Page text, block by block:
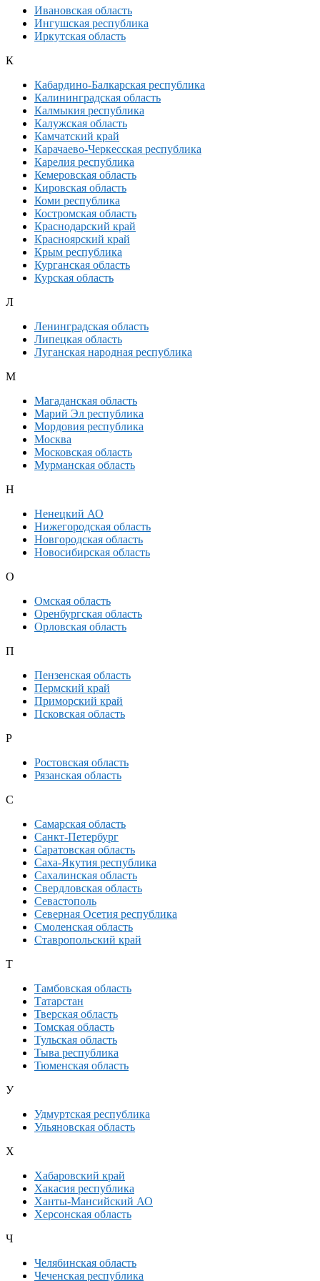
Ивановская область
Ингушская республика
Иркутская область
К
Кабардино-Балкарская республика
Калининградская область
Калмыкия республика
Калужская область
Камчатский край
Карачаево-Черкесская республика
Карелия республика
Кемеровская область
Кировская область
Коми республика
Костромская область
Краснодарский край
Красноярский край
Крым республика
Курганская область
Курская область
Л
Ленинградская область
Липецкая область
Луганская народная республика
М
Магаданская область
Марий Эл республика
Мордовия республика
Москва
Московская область
Мурманская область
Н
Ненецкий АО
Нижегородская область
Новгородская область
Новосибирская область
О
Омская область
Оренбургская область
Орловская область
П
Пензенская область
Пермский край
Приморский край
Псковская область
Р
Ростовская область
Рязанская область
С
Самарская область
Санкт-Петербург
Саратовская область
Саха-Якутия республика
Сахалинская область
Свердловская область
Севастополь
Северная Осетия республика
Смоленская область
Ставропольский край
Т
Тамбовская область
Татарстан
Тверская область
Томская область
Тульская область
Тыва республика
Тюменская область
У
Удмуртская республика
Ульяновская область
Х
Хабаровский край
Хакасия республика
Ханты-Мансийский АО
Херсонская область
Ч
Челябинская область
Чеченская республика